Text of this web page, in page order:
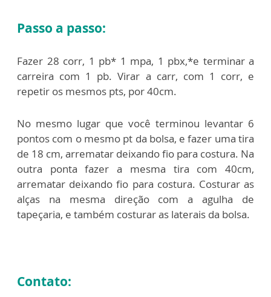
Passo a passo:
Fazer 28 corr, 1 pb* 1 mpa, 1 pbx,*e terminar a
carreira com 1 pb. Virar a carr, com 1 corr, e
repetir os mesmos pts, por 40cm.
No mesmo lugar que você terminou levantar 6
pontos com o mesmo pt da bolsa, e fazer uma tira
de 18 cm, arrematar deixando fio para costura. Na
outra ponta fazer a mesma tira com 40cm,
arrematar deixando fio para costura. Costurar as
alças na mesma direção com a agulha de
tapeçaria, e também costurar as laterais da bolsa.
Contato: